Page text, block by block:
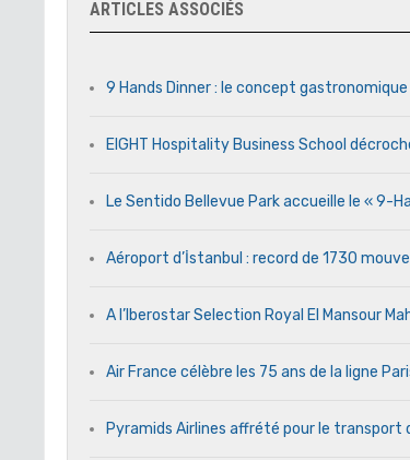
ARTICLES ASSOCIÉS
9 Hands Dinner : le concept
EIGHT Hospitality Business School
Le Sentido Bellevue Park accueille le « 9-
Aéroport d’İstanbul : record de 1730
A l’Iberostar Selection Royal El Mansour
Air France célèbre les 75 ans de la ligne
Pyramids Airlines affrété pour le transport